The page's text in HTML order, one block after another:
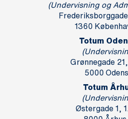
(Undervisning og
Frederiksborggade
1360
Totum
Grønnegade
5000
Totum
Østergade 1,